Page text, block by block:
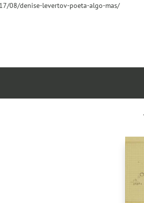
08/denise-levertov-poeta-algo-mas/